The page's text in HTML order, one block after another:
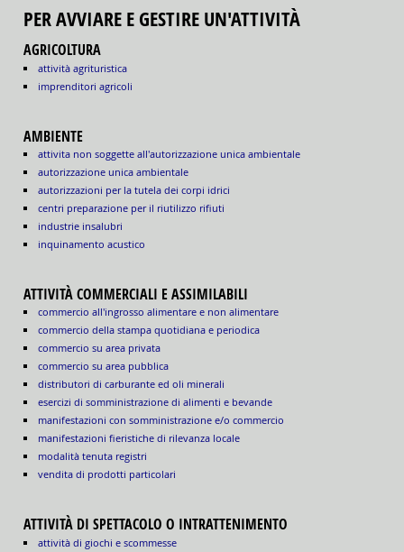
PER AVVIARE E GESTIRE UN'ATTIVITÀ
AGRICOLTURA
attività agrituristica
imprenditori agricoli
AMBIENTE
attivita non soggette all'autorizzazione unica ambientale
autorizzazione unica ambientale
autorizzazioni per la tutela dei corpi idrici
centri preparazione per il riutilizzo rifiuti
industrie insalubri
inquinamento acustico
ATTIVITÀ COMMERCIALI E ASSIMILABILI
commercio all'ingrosso alimentare e non alimentare
commercio della stampa quotidiana e periodica
commercio su area privata
commercio su area pubblica
distributori di carburante ed oli minerali
esercizi di somministrazione di alimenti e bevande
manifestazioni con somministrazione e/o commercio
manifestazioni fieristiche di rilevanza locale
modalità tenuta registri
vendita di prodotti particolari
ATTIVITÀ DI SPETTACOLO O INTRATTENIMENTO
attività di giochi e scommesse